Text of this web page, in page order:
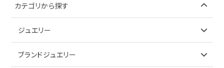
カテゴリから探す
ジュエリー
アイテムで探す
ブランドジュエリー